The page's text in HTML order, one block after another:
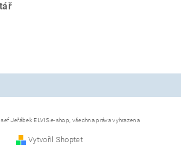
Jeřábek ELVIS e-shop, všechna práva vyhrazena
Vytvořil Shoptet